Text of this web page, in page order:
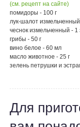
(см. рецепт на сайте)
помидоры - 100 г
лук-шалот измельченный
чеснок измельченный - 1
грибы - 50 г
вино белое - 60 мл
масло животное - 25 г
зелень петрушки и
Для